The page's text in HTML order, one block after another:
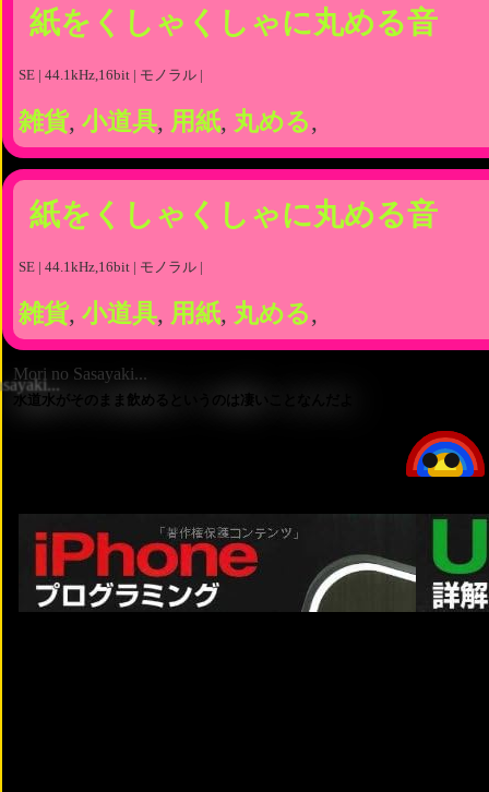
紙をくしゃくしゃに丸める音
SE | 44.1kHz,16bit | モノラル |
雑貨, 小道具, 用紙, 丸める,
紙をくしゃくしゃに丸める音
SE | 44.1kHz,16bit | モノラル |
雑貨, 小道具, 用紙, 丸める,
Mori no Sasayaki...
水道水がそのまま飲めるというのは凄いことなんだよ